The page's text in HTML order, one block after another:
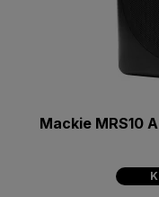
Mackie MRS10